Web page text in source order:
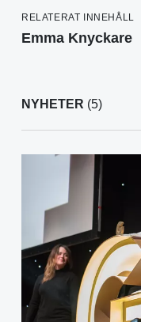
RELATERAT INNEHÅLL
Emma Knyckare
NYHETER (5)